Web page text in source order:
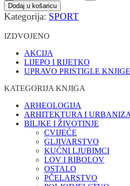
Dodaj u košaricu
Kategorija: SPORT
IZDVOJENO
AKCIJA
LIJEPO I RIJETKO
UPRAVO PRISTIGLE KNJIGE
KATEGORIJA KNJIGA
ARHEOLOGIJA
ARHITEKTURA I
BILJKE I ŽIVOTINJE
CVIJEĆE
GLJIVARSTVO
KUĆNI LJUBIMCI
LOV I RIBOLOV
OSTALO
PČELARSTVO